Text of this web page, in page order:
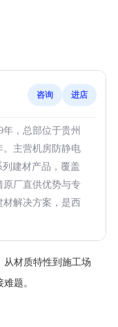
咨询 进店
，总部位于贵州
。主营机房防静电
建材产品，覆盖
原厂直供优势与专
解决方案，是西
从材质特性到施工场
题。